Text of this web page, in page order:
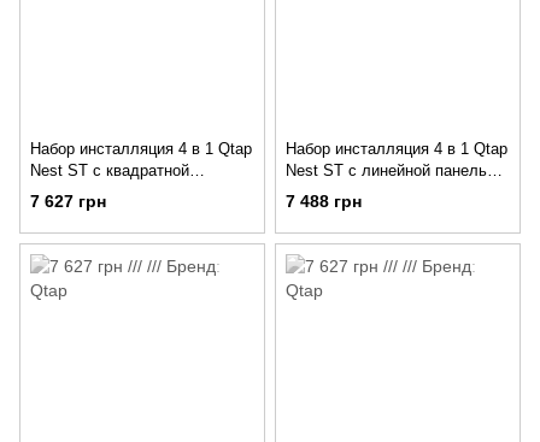
Набор инсталляция 4 в 1 Qtap
Nest ST с квадратной
панелью смыва
QT0133M425M06028CRM
7 627 грн
Набор инсталляция 4 в 1 Qtap
Nest ST с линейной панелью
смыва
QT0133M425M08382SAT
7 488 грн